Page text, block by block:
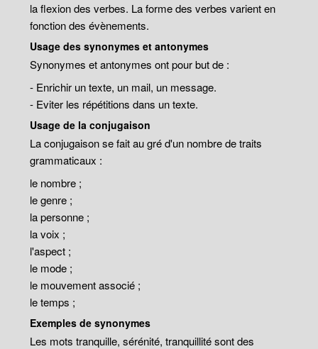
la flexion des verbes. La forme des verbes varient en
fonction des évènements.
Usage des synonymes et antonymes
Synonymes et antonymes ont pour but de :
- Enrichir un texte, un mail, un message.
- Eviter les répétitions dans un texte.
Usage de la conjugaison
La conjugaison se fait au gré d'un nombre de traits
grammaticaux :
le nombre ;
le genre ;
la personne ;
la voix ;
l'aspect ;
le mode ;
le mouvement associé ;
le temps ;
Exemples de synonymes
Les mots tranquille, sérénité, tranquillité sont des